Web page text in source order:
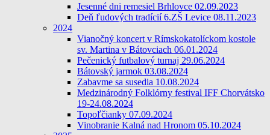
Jesenné dni remesiel Brhlovce 02.09.2023
Deň ľudových tradícií 6.ZŠ Levice 08.11.2023
2024
Vianočný koncert v Rímskokatolíckom kostole
sv. Martina v Bátovciach 06.01.2024
Pečenický futbalový turnaj 29.06.2024
Bátovský jarmok 03.08.2024
Zabavme sa susedia 10.08.2024
Medzinárodný Folklórny festival IFF Chorvátsko
19-24.08.2024
Topoľčianky 07.09.2024
Vinobranie Kalná nad Hronom 05.10.2024